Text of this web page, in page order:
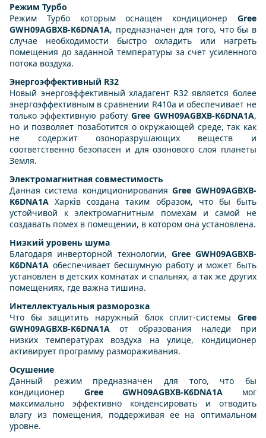
Режим Турбо
Режим Турбо которым оснащен кондиционер Gree
GWH09AGBXB-K6DNA1A, предназначен для того, что бы в
случае необходимости быстро охладить или нагреть
помещения до заданной температуры за счет усиленного
потока воздуха.
Энергоэффективный R32
Новый энергоэффективный хладагент R32 является более
энергоэффективным в сравнении R410a и обеспечивает не
только эффективную работу Gree GWH09AGBXB-K6DNA1A,
но и позволяет позаботится о окружающей среде, так как
не содержит озоноразрушающих веществ и
соответственно безопасен и для озонового слоя планеты
Земля.
Электромагнитная совместимость
Данная система кондиционирования Gree GWH09AGBXB-
K6DNA1A Харків создана таким образом, что бы быть
устойчивой к электромагнитным помехам и самой не
создавать помех в помещении, в котором она установлена.
Низкий уровень шума
Благодаря инверторной технологии, Gree GWH09AGBXB-
K6DNA1A обеспечивает бесшумную работу и может быть
установлен в детских комнатах и спальнях, а так же других
помещениях, где важна тишина.
Интеллектуальныя разморозка
Что бы защитить наружный блок сплит-системы Gree
GWH09AGBXB-K6DNA1A от образования наледи при
низких температурах воздуха на улице, кондиционер
активирует программу размораживания.
Осушение
Данный режим предназначен для того, что бы
кондиционер Gree GWH09AGBXB-K6DNA1A мог
максимально эффективно конденсировать и отводить
влагу из помещения, поддерживая ее на оптимальном
уровне.